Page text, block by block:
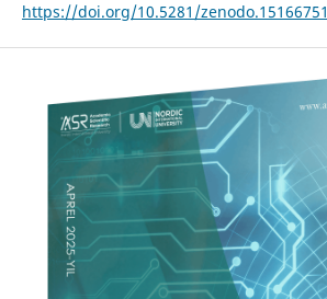
https://doi.org/10.5281/zenodo.15166751